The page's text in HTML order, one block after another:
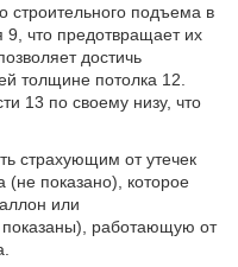
строительного подъема в
9, что предотвращает их
достичь
толщине потолка 12.
13 по своему низу, что
страхующим от утечек
(не показано), которое
или
показаны), работающую от